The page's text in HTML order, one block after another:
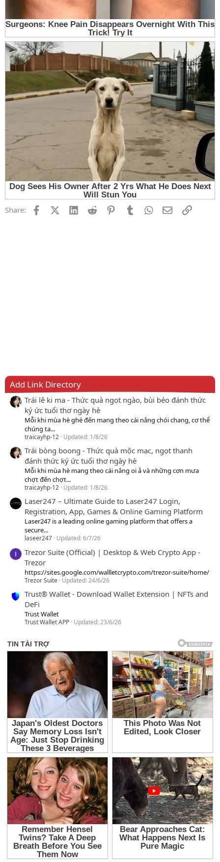
Share: FacebookX (Twitter)
LinkedInReddit PinterestTumblrWhatsApp
EmailLink
Add Link Directory
Trái lê ki ma - Thức quà ngọt ngào, bùi béo đánh thức
ký ức tuổi thơ ngày hè
Mỗi khi mùa hè ghé đến mang theo cái nắng chói chang, cơ thể
chúng ta...
traicayhp-12 Updated: 1/8/26
Trái bòng boong - Thức quà mộc mạc, ngọt thanh
đánh thức ký ức tuổi thơ ngày hè
Mỗi khi mùa hè mang theo cái nắng oi ả và những cơn mưa
chợt đến chợt...
traicayhp-12 Updated: 1/8/26
Laser247 – Ultimate Guide to Laser247 Login,
Registration, App, Games & Online Gaming Platform
Laser247 is a leading online gaming platform that offers a
secure...
laseer247 Updated:6/7/26
Trezor Suite (Official) | Desktop & Web Crypto App -
Trezor
https://sites.google.com/wallletcrypto.com/trezor-suite/home/
Trezor Suite Updated:24/6/26
Trust® Wallet - Download Wallet Extension | NFTs and
DeFi
Trust Wallet
Trust Wallet APP Updated:23/6/26